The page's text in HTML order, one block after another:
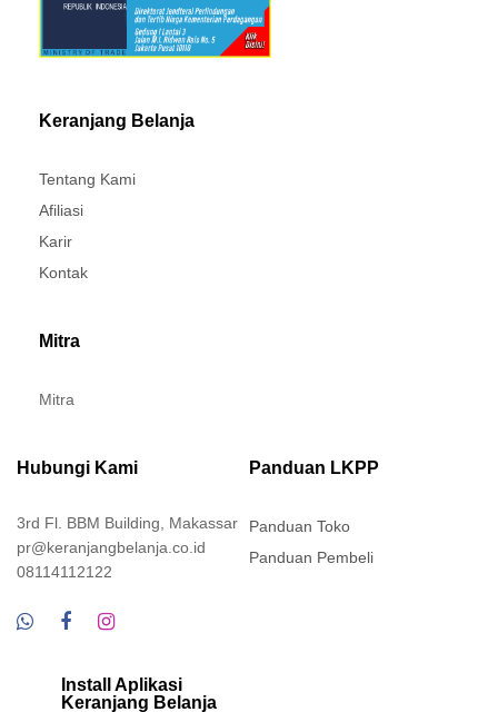
Keranjang Belanja
Tentang Kami
Afiliasi
Karir
Kontak
Mitra
Mitra
Hubungi Kami
3rd Fl. BBM Building, Makassar
pr@keranjangbelanja.co.id
08114112122
Panduan LKPP
Panduan Toko
Panduan Pembeli
Install Aplikasi
Keranjang Belanja